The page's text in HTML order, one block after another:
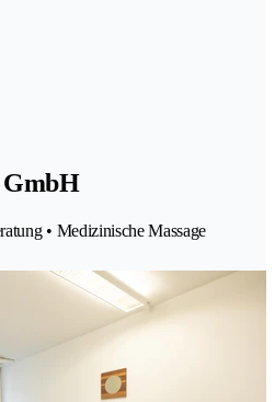
• Medizinische Massage